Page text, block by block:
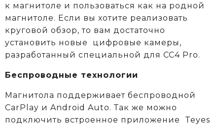
к магнитоле и пользоваться как на родной
магнитоле. Если вы хотите реализовать
круговой обзор, то вам достаточно
установить новые цифровые камеры,
разработанный специальной для CC4 Pro.
Беспроводные технологии
Магнитола поддерживает беспроводной
CarPlay и Android Auto. Так же можно
подключить встроенное приложение Teyes